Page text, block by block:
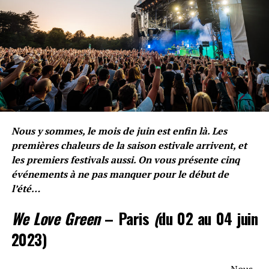
Auteur/Autrice
Nous y sommes, le mois de juin est enfin là. Les
premières chaleurs de la saison estivale arrivent, et
les premiers festivals aussi. On vous présente cinq
événements à ne pas manquer pour le début de
l’été…
We Love Green– Paris (du 02 au 04 juin
2023)